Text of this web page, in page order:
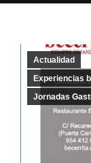
Actualidad
Experiencias
Jornadas